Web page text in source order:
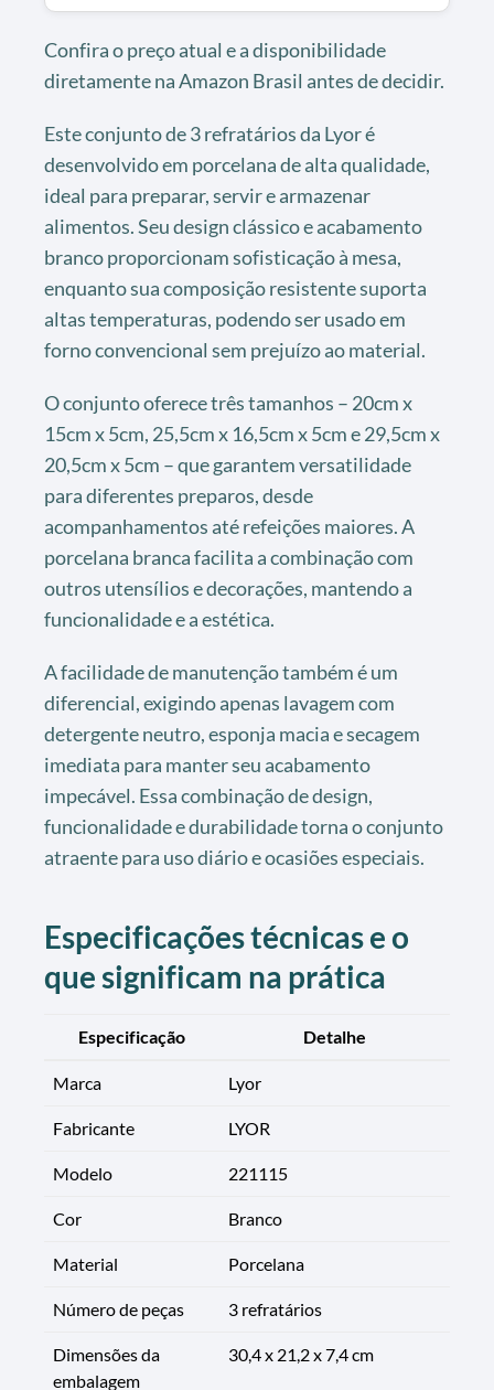
Confira o preço atual e a disponibilidade
diretamente na Amazon Brasil antes de decidir.
Este conjunto de 3 refratários da Lyor é
desenvolvido em porcelana de alta qualidade,
ideal para preparar, servir e armazenar
alimentos. Seu design clássico e acabamento
branco proporcionam sofisticação à mesa,
enquanto sua composição resistente suporta
altas temperaturas, podendo ser usado em
forno convencional sem prejuízo ao material.
O conjunto oferece três tamanhos – 20cm x
15cm x 5cm, 25,5cm x 16,5cm x 5cm e 29,5cm x
20,5cm x 5cm – que garantem versatilidade
para diferentes preparos, desde
acompanhamentos até refeições maiores. A
porcelana branca facilita a combinação com
outros utensílios e decorações, mantendo a
funcionalidade e a estética.
A facilidade de manutenção também é um
diferencial, exigindo apenas lavagem com
detergente neutro, esponja macia e secagem
imediata para manter seu acabamento
impecável. Essa combinação de design,
funcionalidade e durabilidade torna o conjunto
atraente para uso diário e ocasiões especiais.
Especificações técnicas e o
que significam na prática
Especificação Detalhe
Marca Lyor
Fabricante LYOR
Modelo 221115
Cor Branco
Material Porcelana
Número de peças 3 refratários
Dimensões da
embalagem
30,4 x 21,2 x 7,4 cm